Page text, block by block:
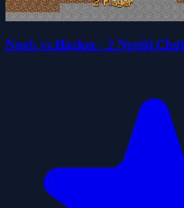
Noob vs Hacker - 2 Người Chơi